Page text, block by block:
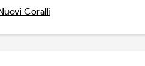
Coralli